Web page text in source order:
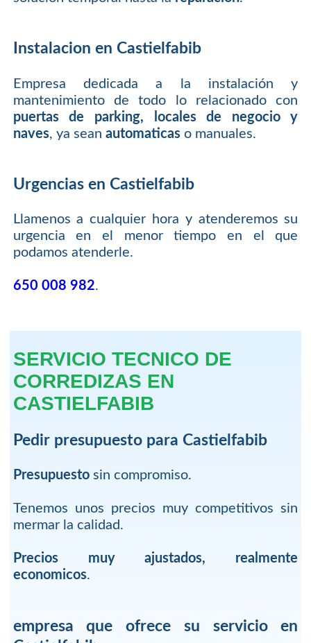
Instalacion en Castielfabib
Empresa dedicada a la instalación y
mantenimiento de todo lo relacionado con
puertas de parking, locales de negocio y
naves, ya sean automaticaso manuales.
Urgencias en Castielfabib
Llamenos a cualquier hora y atenderemos su
urgencia en el menor tiempo en el que
podamos atenderle.
650 008 982.
SERVICIO TECNICO DE
CORREDIZAS EN
CASTIELFABIB
Pedir presupuesto para Castielfabib
Presupuestosin compromiso.
Tenemos unos precios muy competitivos sin
mermar la calidad.
Precios muy ajustados, realmente
economicos.
empresa que ofrece su servicio en